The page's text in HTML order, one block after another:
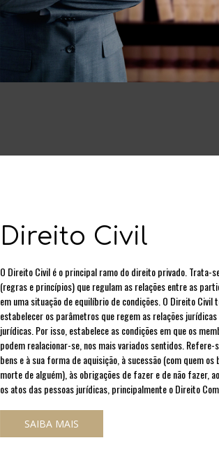
Direito Civil
O Direito Civil é o principal ramo do direito privado. Trata-
(regras e princípios) que regulam as relações entre as
em uma situação de equilíbrio de condições. O Direito Civil
estabelecer os parâmetros que regem as relações
jurídicas. Por isso, estabelece as condições em que os
podem realacionar-se, nos mais variados sentidos. Refere-
bens e à sua forma de aquisição, à sucessão (com quem
morte de alguém), às obrigações de fazer e de não fazer,
os atos das pessoas jurídicas, principalmente o Direito
SAIBA MAIS